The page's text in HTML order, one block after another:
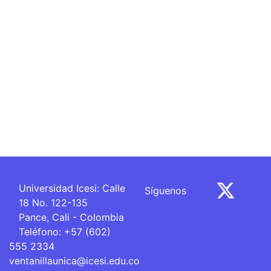
Universidad Icesi: Calle
18 No. 122-135
Pance, Cali - Colombia
Teléfono: +57 (602)
555 2334
ventanillaunica@icesi.edu.co
Síguenos